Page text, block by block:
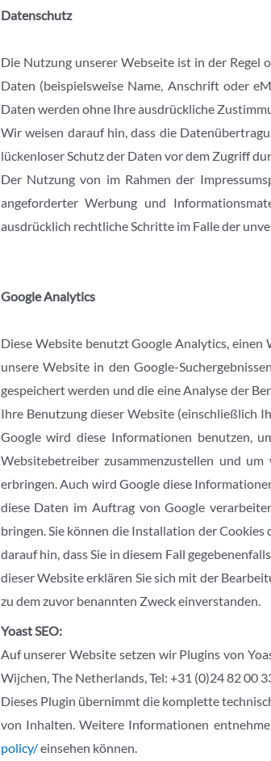
Datenschutz
Die Nutzung unserer Webseite ist in der Regel
Daten (beispielsweise Name, Anschrift oder
Daten werden ohne Ihre ausdrückliche
Wir weisen darauf hin, dass die
lückenloser Schutz der Daten vor dem Zugriff
Der Nutzung von im Rahmen der
angeforderter Werbung und
ausdrücklich rechtliche Schritte im Falle der
Google Analytics
Diese Website benutzt Google Analytics, einen
unsere Website in den Google-
gespeichert werden und die eine Analyse der
Ihre Benutzung dieser Website (einschließlich
Google wird diese Informationen benutzen,
Websitebetreiber zusammenzustellen und
erbringen. Auch wird Google diese
diese Daten im Auftrag von Google
bringen. Sie können die Installation der
darauf hin, dass Sie in diesem Fall
dieser Website erklären Sie sich mit der
zu dem zuvor benannten Zweck einverstanden.
Yoast SEO:
Auf unserer Website setzen wir Plugins von
Wijchen, The Netherlands, Tel: +31 (0)24 82 00
Dieses Plugin übernimmt die komplette
von Inhalten. Weitere Informationen
policy/einsehen können.